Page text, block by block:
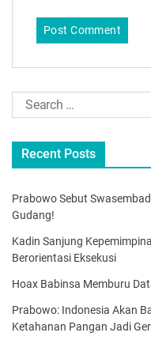
Recent Posts
Prabowo Sebut
Gudang!
Kadin Sanjung
Berorientasi Eksekusi
Hoax Babinsa Memburu
Prabowo: Indonesia Akan
Ketahanan Pangan Jadi